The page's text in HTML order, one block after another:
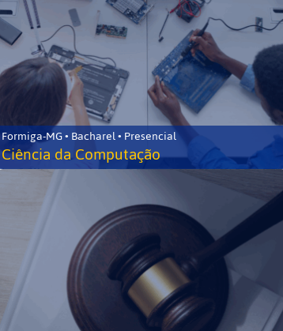
Formiga-MG • Bacharel • Presencial
Ciência da Computação